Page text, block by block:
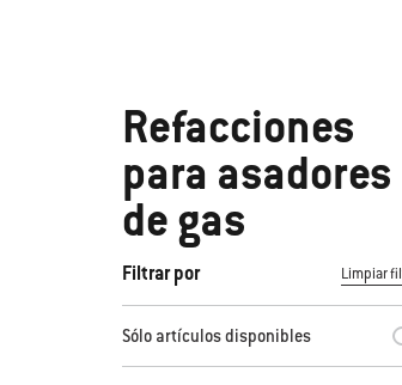
Refacciones
para asadores
de gas
Filtrar por
Al seleccionar cualquiera de los filtros,
Limpiar
Sólo artículos disponibles